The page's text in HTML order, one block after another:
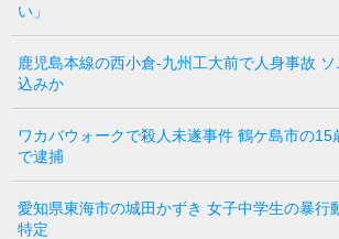
い」
鹿児島本線の西小倉-九州工大前で人身事故
込みか
ワカバウォークで殺人未遂事件 鶴ケ島市の15
で逮捕
愛知県東海市の城田かずき 女子中学生の暴行
特定